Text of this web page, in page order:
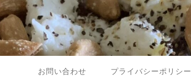
お問い合わせ プライバシーポリシー